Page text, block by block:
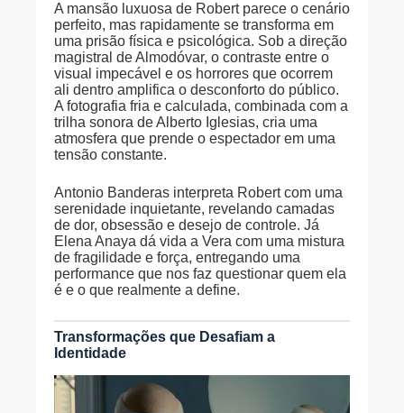
A mansão luxuosa de Robert parece o cenário
perfeito, mas rapidamente se transforma em
uma prisão física e psicológica. Sob a direção
magistral de Almodóvar, o contraste entre o
visual impecável e os horrores que ocorrem
ali dentro amplifica o desconforto do público.
A fotografia fria e calculada, combinada com a
trilha sonora de Alberto Iglesias, cria uma
atmosfera que prende o espectador em uma
tensão constante.
Antonio Banderas interpreta Robert com uma
serenidade inquietante, revelando camadas
de dor, obsessão e desejo de controle. Já
Elena Anaya dá vida a Vera com uma mistura
de fragilidade e força, entregando uma
performance que nos faz questionar quem ela
é e o que realmente a define.
Transformações que Desafiam a
Identidade